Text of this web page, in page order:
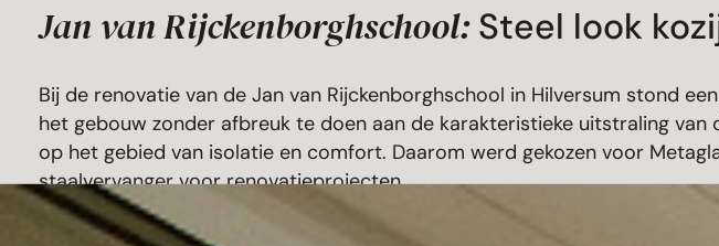
Jan van Rijckenborghschool:Steel look
Bij de renovatie van de Jan van Rijckenborghschool in Hilversum stond
het gebouw zonder afbreuk te doen aan de karakteristieke uitstraling
op het gebied van isolatie en comfort. Daarom werd gekozen voor
staalvervanger voor renovatieprojecten.